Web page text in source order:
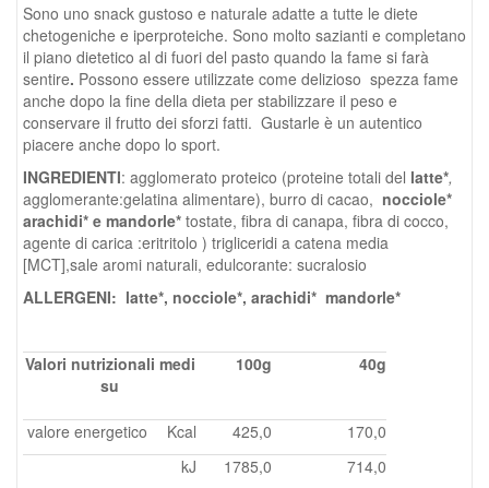
Sono uno snack gustoso e naturale adatte a tutte le diete
chetogeniche e iperproteiche. Sono molto sazianti e completano
il piano dietetico al di fuori del pasto quando la fame si farà
sentire. Possono essere utilizzate come delizioso spezza fame
anche dopo la fine della dieta per stabilizzare il peso e
conservare il frutto dei sforzi fatti. Gustarle è un autentico
piacere anche dopo lo sport.
INGREDIENTI: agglomerato proteico (proteine totali del latte*,
agglomerante:gelatina alimentare), burro di cacao, nocciole*
arachidi* e mandorle* tostate, fibra di canapa, fibra di cocco,
agente di carica :eritritolo ) trigliceridi a catena media
[MCT],sale aromi naturali, edulcorante: sucralosio
ALLERGENI: latte*, nocciole*, arachidi* mandorle*
Valori nutrizionali medi
su
100g 40g
valore energetico Kcal 425,0
170,0
kJ
1785,0
714,0